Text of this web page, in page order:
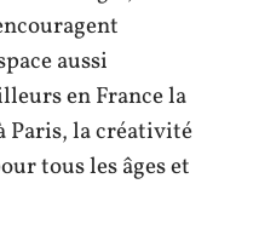
aussi
en France la
Paris, la créativité
tous les âges et